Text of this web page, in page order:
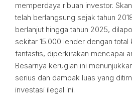
memperdaya ribuan investor.
telah berlangsung sejak tahun
berlanjut hingga tahun 2025,
sekitar 15.000 lender dengan total
fantastis, diperkirakan mencapai
Besarnya kerugian ini
serius dan dampak luas yang
investasi ilegal ini.